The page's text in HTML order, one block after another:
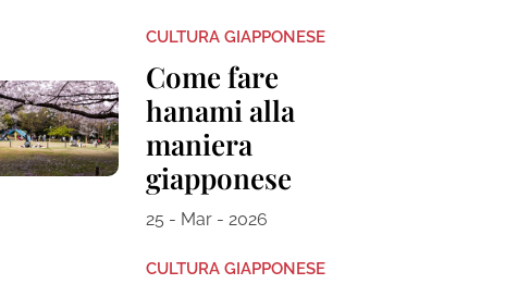
CULTURA GIAPPONESE
Come fare
hanami alla
maniera
giapponese
25 - Mar - 2026
CULTURA GIAPPONESE